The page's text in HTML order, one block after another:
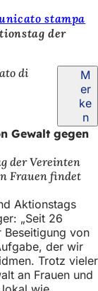
stampa
der
di
M
er
ke
n
Gewalt gegen
der Vereinten
Frauen findet
Aktionstags
„Seit 26
Beseitigung von
der wir
Trotz vieler
an Frauen und